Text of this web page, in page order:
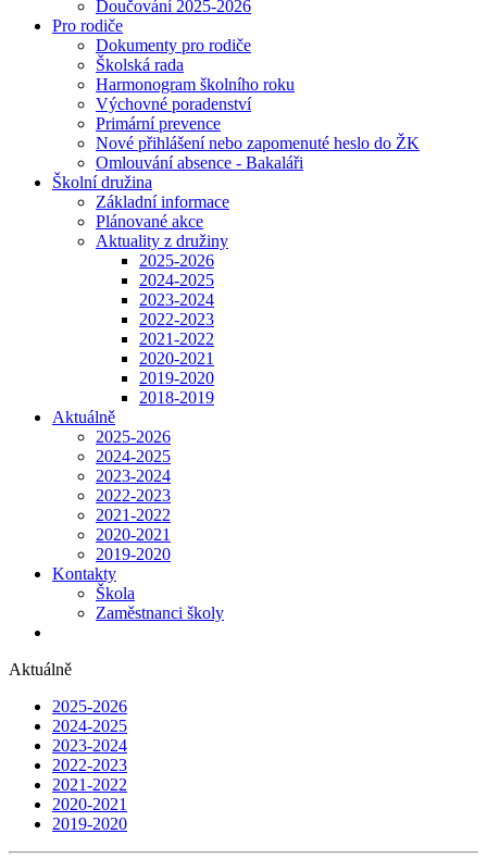
Doučování 2025-2026
Pro rodiče
Dokumenty pro rodiče
Školská rada
Harmonogram školního roku
Výchovné poradenství
Primární prevence
Nové přihlášení nebo zapomenuté heslo do ŽK
Omlouvání absence - Bakaláři
Školní družina
Základní informace
Plánované akce
Aktuality z družiny
2025-2026
2024-2025
2023-2024
2022-2023
2021-2022
2020-2021
2019-2020
2018-2019
Aktuálně
2025-2026
2024-2025
2023-2024
2022-2023
2021-2022
2020-2021
2019-2020
Kontakty
Škola
Zaměstnanci školy
Aktuálně
2025-2026
2024-2025
2023-2024
2022-2023
2021-2022
2020-2021
2019-2020